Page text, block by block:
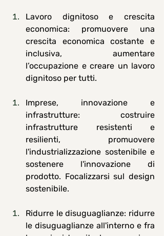
Lavoro dignitoso e crescita
economica: promuovere una
crescita economica costante e
inclusiva, aumentare
l’occupazione e creare un lavoro
dignitoso per tutti.
Imprese, innovazione e
infrastrutture: costruire
infrastrutture resistenti e
resilienti, promuovere
l'industrializzazione sostenibile e
sostenere l'innovazione di
prodotto. Focalizzarsi sul design
sostenibile.
Ridurre le disuguaglianze: ridurre
le disuguaglianze all'interno e fra